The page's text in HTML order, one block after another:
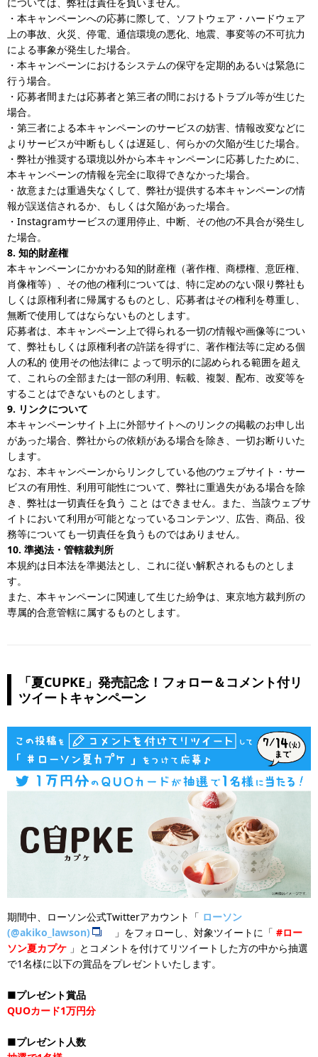
・本キャンペーンへの応募に際して、ソフトウェア・ハードウェア
上の事故、火災、停電、通信環境の悪化、地震、事変等の不可抗力
による事象が発生した場合。
・本キャンペーンにおけるシステムの保守を定期的あるいは緊急に
行う場合。
・応募者間または応募者と第三者の間におけるトラブル等が生じた
場合。
・第三者による本キャンペーンのサービスの妨害、情報改変などに
よりサービスが中断もしくは遅延し、何らかの欠陥が生じた場合。
・弊社が推奨する環境以外から本キャンペーンに応募したために、
本キャンペーンの情報を完全に取得できなかった場合。
・故意または重過失なくして、弊社が提供する本キャンペーンの情
報が誤送信されるか、もしくは欠陥があった場合。
・Instagramサービスの運用停止、中断、その他の不具合が発生し
た場合。
8. 知的財産権
本キャンペーンにかかわる知的財産権（著作権、商標権、意匠権、
肖像権等）、その他の権利については、特に定めのない限り弊社も
しくは原権利者に帰属するものとし、応募者はその権利を尊重し、
無断で使用してはならないものとします。
応募者は、本キャンペーン上で得られる一切の情報や画像等につい
て、弊社もしくは原権利者の許諾を得ずに、著作権法等に定める個
人の私的 使用その他法律に よって明示的に認められる範囲を超え
て、これらの全部または一部の利用、転載、複製、配布、改変等を
することはできないものとします。
9. リンクについて
本キャンペーンサイト上に外部サイトへのリンクの掲載のお申し出
があった場合、弊社からの依頼がある場合を除き、一切お断りいた
します。
なお、本キャンペーンからリンクしている他のウェブサイト・サー
ビスの有用性、利用可能性について、弊社に重過失がある場合を除
き、弊社は一切責任を負う こと はできません。また、当該ウェブサ
イトにおいて利用が可能となっているコンテンツ、広告、商品、役
務等についても一切責任を負うものではありません。
10. 準拠法・管轄裁判所
本規約は日本法を準拠法とし、これに従い解釈されるものとしま
す。
また、本キャンペーンに関連して生じた紛争は、東京地方裁判所の
専属的合意管轄に属するものとします。
「夏CUPKE」発売記念！フォロー＆コメント付リ
ツイートキャンペーン
期間中、ローソン公式Twitterアカウント「 ローソン
(@akiko_lawson)
」をフォローし、対象ツイートに「 #ロー
ソン夏カプケ 」とコメントを付けてリツイートした方の中から抽選
で1名様に以下の賞品をプレゼントいたします。
■プレゼント賞品
QUOカード1万円分
■プレゼント人数